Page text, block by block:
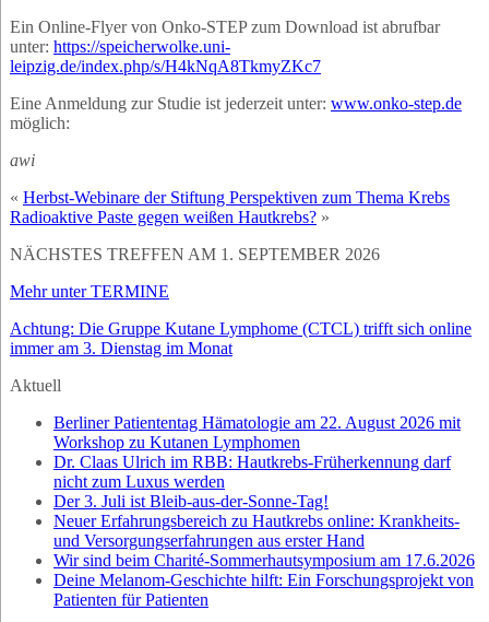
Ein Online-Flyer von Onko-STEP zum Download ist abrufbar
unter: https://speicherwolke.uni-
leipzig.de/index.php/s/H4kNqA8TkmyZKc7
Eine Anmeldung zur Studie ist jederzeit unter: www.onko-step.de
möglich:
awi
« Herbst-Webinare der Stiftung Perspektiven zum Thema Krebs
Radioaktive Paste gegen weißen Hautkrebs?»
NÄCHSTES TREFFEN AM 1. SEPTEMBER 2026
Mehr unter TERMINE
Achtung: Die Gruppe Kutane Lymphome (CTCL) trifft sich online
immer am 3. Dienstag im Monat
Aktuell
Berliner Patiententag Hämatologie am 22. August 2026 mit
Workshop zu Kutanen Lymphomen
Dr. Claas Ulrich im RBB: Hautkrebs-Früherkennung darf
nicht zum Luxus werden
Der 3. Juli ist Bleib-aus-der-Sonne-Tag!
Neuer Erfahrungsbereich zu Hautkrebs online: Krankheits-
und Versorgungserfahrungen aus erster Hand
Wir sind beim Charité-Sommerhautsymposium am 17.6.2026
Deine Melanom-Geschichte hilft: Ein Forschungsprojekt von
Patienten für Patienten